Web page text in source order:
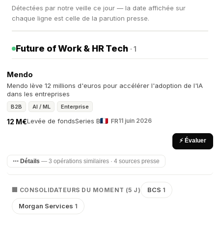
Détectées par notre veille ce jour — la date affichée sur
chaque ligne est celle de la parution presse.
Future of Work & HR Tech · 1
Mendo
Mendo lève 12 millions d'euros pour accélérer l'adoption de l'IA
dans les entreprises
B2B AI / ML Enterprise
Levée de fonds
12 M€ Series B FR11 juin 2026
⚡ Évaluer
⋯ Détails — 3 opérations similaires · 4 sources presse
🏢 CONSOLIDATEURS DU MOMENT (5 J) BCS 1
Morgan Services 1